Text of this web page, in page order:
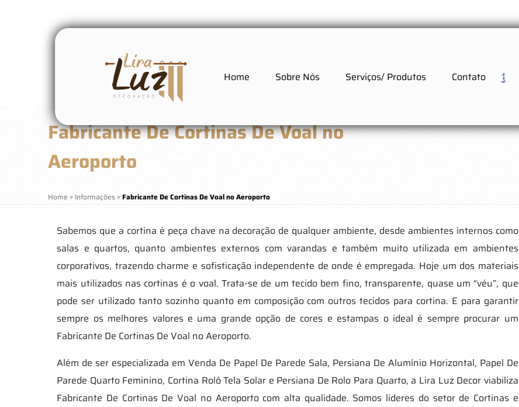
Home Sobre Nós Serviços/ Produtos Contato
Fabricante De Cortinas De Voal no
Aeroporto
Home » Informações »Fabricante De Cortinas De Voal no Aeroporto
Sabemos que a cortina é peça chave na decoração de qualquer ambiente, desde ambientes internos como
salas e quartos, quanto ambientes externos com varandas e também muito utilizada em ambientes
corporativos, trazendo charme e sofisticação independente de onde é empregada. Hoje um dos materiais
mais utilizados nas cortinas é o voal. Trata-se de um tecido bem fino, transparente, quase um “véu”, que
pode ser utilizado tanto sozinho quanto em composição com outros tecidos para cortina. E para garantir
sempre os melhores valores e uma grande opção de cores e estampas o ideal é sempre procurar um
Fabricante De Cortinas De Voal no Aeroporto.
Além de ser especializada em Venda De Papel De Parede Sala, Persiana De Alumínio Horizontal, Papel De
Parede Quarto Feminino, Cortina Rolô Tela Solar e Persiana De Rolo Para Quarto, a Lira Luz Decor viabiliza
Fabricante De Cortinas De Voal no Aeroporto com alta qualidade. Somos líderes do setor de Cortinas e